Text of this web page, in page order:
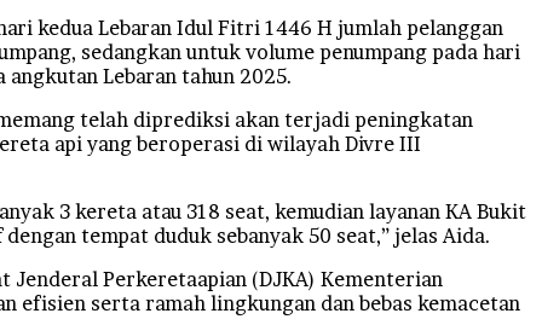
kedua Lebaran Idul Fitri 1446 H jumlah pelanggan
sedangkan untuk volume penumpang pada hari
Lebaran tahun 2025.
telah diprediksi akan terjadi peningkatan
api yang beroperasi di wilayah Divre III
3 kereta atau 318 seat, kemudian layanan KA Bukit
tempat duduk sebanyak 50 seat,” jelas Aida.
Perkeretaapian (DJKA) Kementerian
efisien serta ramah lingkungan dan bebas kemacetan